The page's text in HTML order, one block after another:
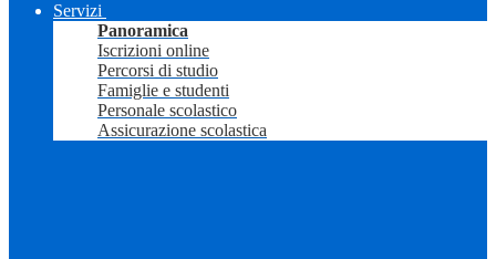
Servizi
Panoramica
Iscrizioni online
Percorsi di studio
Famiglie e studenti
Personale scolastico
Assicurazione scolastica